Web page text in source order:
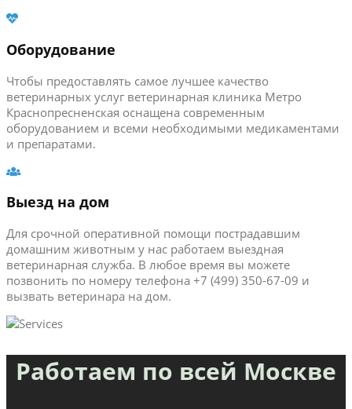
Оборудование
Чтобы предоставлять самое лучшее качество
ветеринарных услуг ветеринарная клиника Метро
Краснопресненская оснащена современным
оборудованием и всеми необходимыми медикаментами
и препаратами.
Выезд на дом
Для срочной оперативной помощи пострадавшим
домашним животным у нас работаем выездная
ветеринарная служба. В любое время вы можете
позвонить по номеру телефона +7 (499) 350-67-09 и
вызвать ветеринара на дом.
Работаем по всей Москве